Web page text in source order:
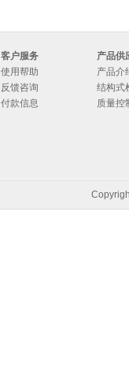
客户服务
使用帮助
反馈咨询
付款信息
产品供
产品介
结构式
质量控